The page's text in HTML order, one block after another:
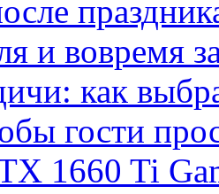
и вовремя
как
гости
1660 Ti